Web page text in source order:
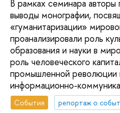
В рамках семинара авторы
выводы монографии,
«гуманитаризации»
проанализировали роль
образования и науки в
роль человеческого
промышленной революции
информационно-
События репортаж о